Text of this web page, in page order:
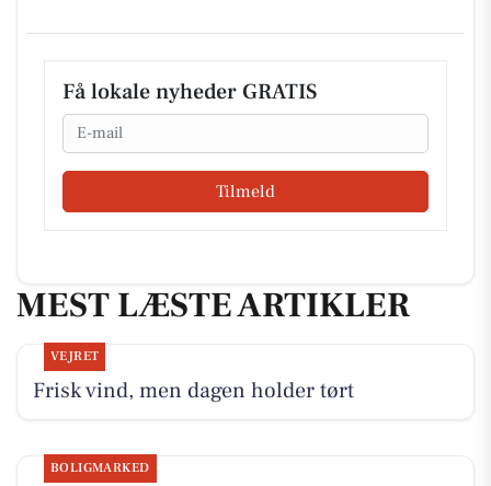
Få lokale nyheder GRATIS
Email
Tilmeld
MEST LÆSTE ARTIKLER
VEJRET
Frisk vind, men dagen holder tørt
BOLIGMARKED